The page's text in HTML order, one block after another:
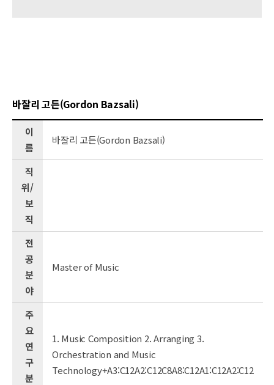
바잘리 고든(Gordon Bazsali)
이
름
바잘리 고든(Gordon Bazsali)
직
위/
보
직
전
공
분
야
Master of Music
주
요
연
구
분
1. Music Composition 2. Arranging 3.
Orchestration and Music
Technology+A3:C12A2:C12C8A8:C12A1:C12A2:C12